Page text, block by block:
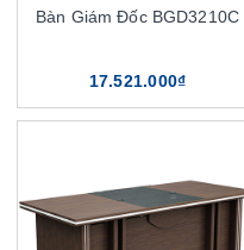
Bàn Giám Đốc BGD3210C
17.521.000₫